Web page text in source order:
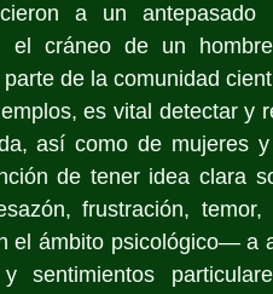
a un
el cráneo de un
de la comunidad
es vital detectar y
así como de mujeres
de tener idea clara
frustración,
ámbito psicológico— a
sentimientos